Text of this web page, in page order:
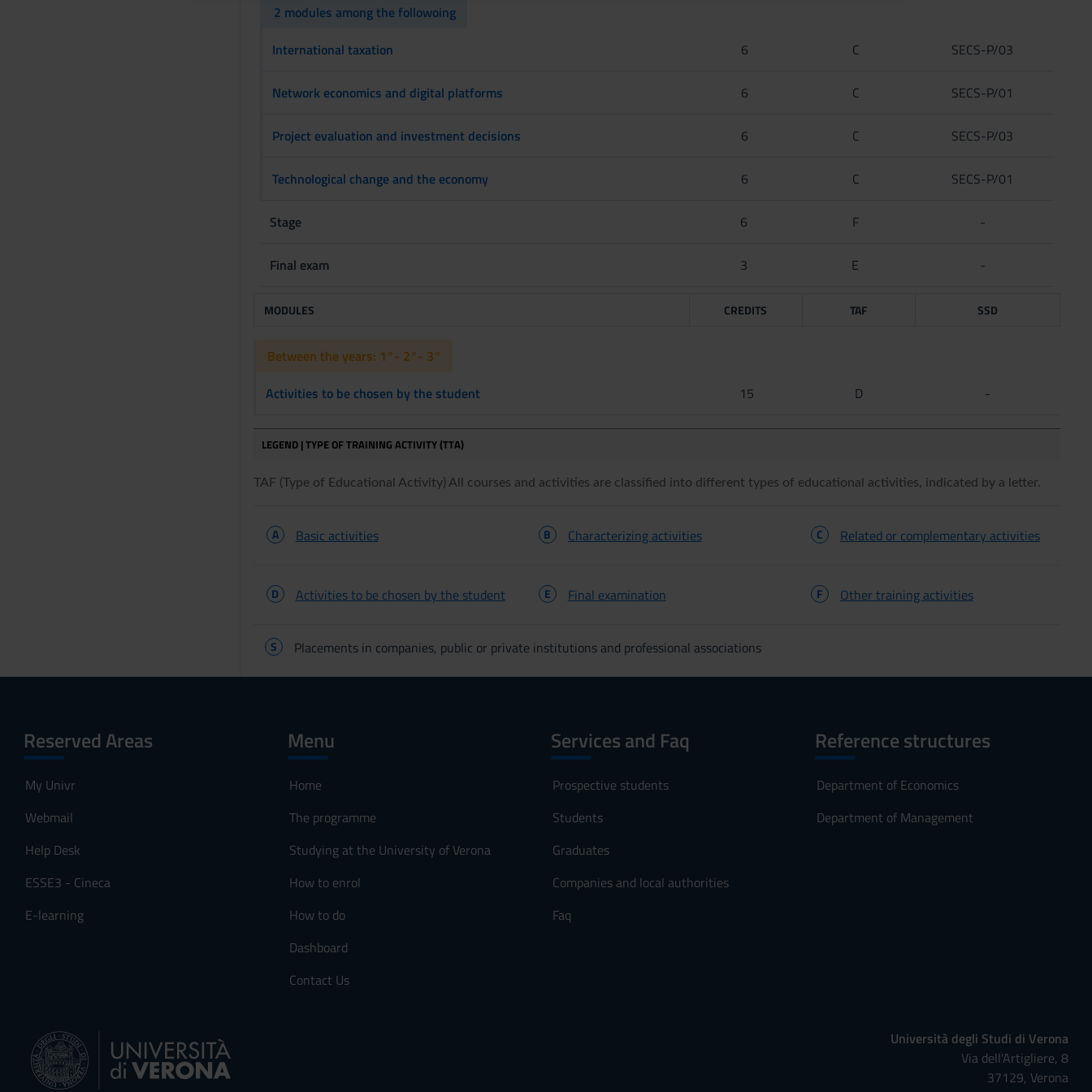
2 modules among the followoing
International taxation
6 C SECS-P/03
Network economics and digital platforms 6 C SECS-P/01
Project evaluation and investment decisions 6 C SECS-P/03
Technological change and the economy 6 C SECS-P/01
Stage 6 F -
Final exam 3 E -
MODULES CREDITS TAF SSD
Between the years: 1°- 2°- 3°
Activities to be chosen by the student
15 D -
LEGEND | TYPE OF TRAINING ACTIVITY (TTA)
TAF (Type of Educational Activity) All courses and activities are classified into different types of educational activities, indicated by a letter.
A Basic activities B Characterizing activities C Related or complementary activities
D Activities to be chosen by the student E Final examination F Other training activities
S Placements in companies, public or private institutions and professional associations
Reserved Areas
My Univr
Webmail
Help Desk
ESSE3 - Cineca
E-learning
Menu
Home
The programme
Studying at the University of Verona
How to enrol
How to do
Dashboard
Contact Us
Services and Faq
Prospective students
Students
Graduates
Companies and local authorities
Faq
Reference structures
Department of Economics
Department of Management
Università degli Studi di Verona
Via dell'Artigliere, 8
37129, Verona